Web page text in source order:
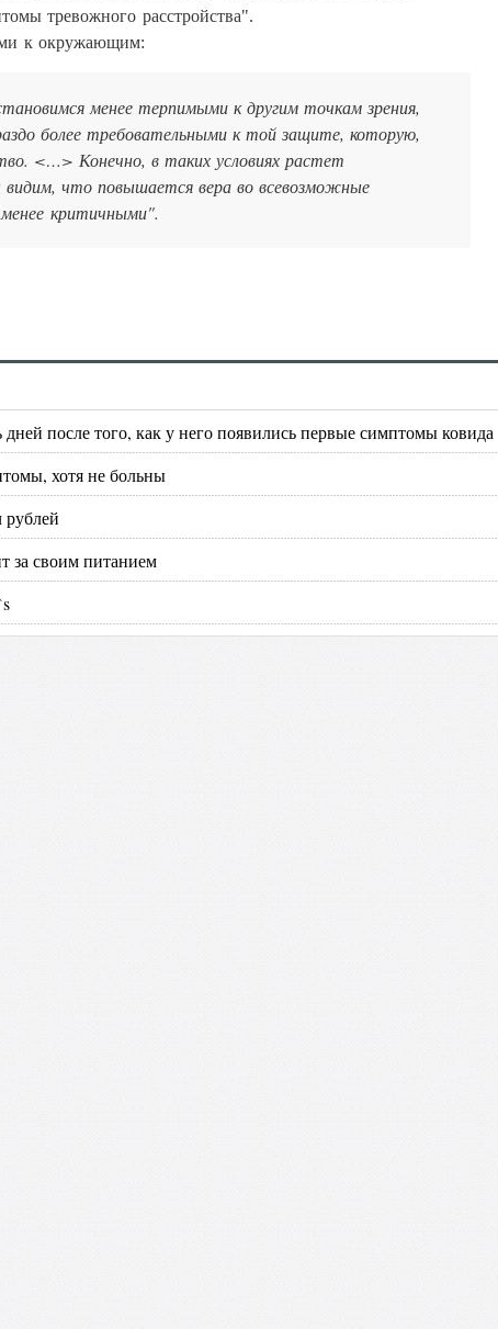
тревожного расстройства".
к окружающим:
менее терпимыми к другим точкам зрения,
более требовательными к той защите, которую,
<…> Конечно, в таких условиях растет
что повышается вера во всевозможные
критичными".
после того, как у него появились первые симптомы ковида
хотя не больны
рублей
за своим питанием